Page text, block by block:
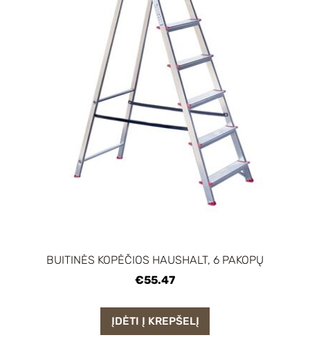
BUITINĖS KOPĖČIOS HAUSHALT, 6 PAKOPŲ
€55.47
ĮDĖTI Į KREPŠELĮ